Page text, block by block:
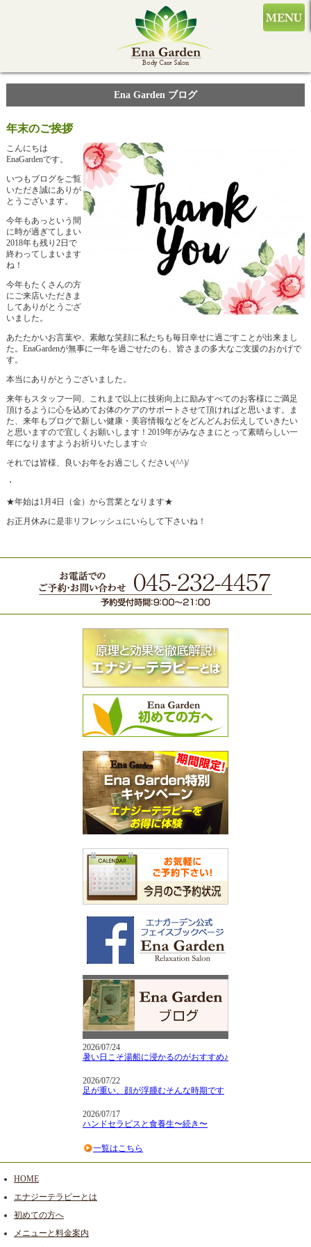
Ena Garden ブログ
年末のご挨拶
こんにちは
EnaGardenです。
いつもブログをご覧
いただき誠にありが
とうございます。
今年もあっという間
に時が過ぎてしまい
2018年も残り2日で
終わってしまいます
ね！
今年もたくさんの方
にご来店いただきま
してありがとうござ
いました。
あたたかいお言葉や、素敵な笑顔に私たちも毎日幸せに過ごすことが出来まし
た。EnaGardenが無事に一年を過ごせたのも、皆さまの多大なご支援のおかげで
す。
本当にありがとうございました。
来年もスタッフ一同、これまで以上に技術向上に励みすべてのお客様にご満足
頂けるように心を込めてお体のケアのサポートさせて頂ければと思います。ま
た、来年もブログで新しい健康・美容情報などをどんどんお伝えしていきたい
と思いますので宜しくお願いします！2019年がみなさまにとって素晴らしい一
年になりますようお祈りいたします☆
それでは皆様、良いお年をお過ごしください(^^)/
・
★年始は1月4日（金）から営業となります★
お正月休みに是非リフレッシュにいらして下さいね！
2026/07/24
暑い日こそ湯船に浸かるのがおすすめ♪
2026/07/22
足が重い、顔が浮腫むそんな時期です
2026/07/17
ハンドセラピスと食養生〜続き〜
一覧はこちら
HOME
エナジーテラピーとは
初めての方へ
メニューと料金案内